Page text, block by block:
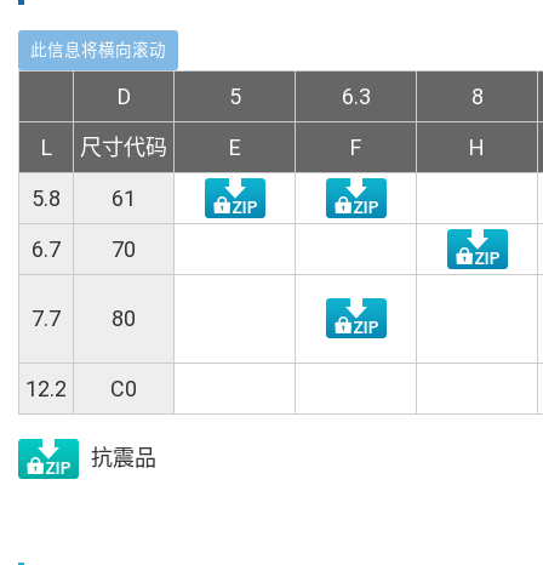
D 5 6.3
8
L
尺寸代码 E F
H
5.8
61
6.7
70
7.7 80
12.2 C0
抗震品